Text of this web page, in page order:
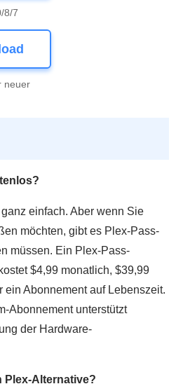
8/7
neuer
einfach. Aber wenn Sie
möchten, gibt es Plex-Pass-
müssen. Ein Plex-Pass-
$4,99 monatlich, $39,99
ein Abonnement auf Lebenszeit.
Abonnement unterstützt
der Hardware-
Plex-Alternative?